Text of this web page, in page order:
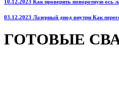
10.12.2023 Как проверить поворотную ось
03.12.2023 Лазерный диод внутри Как
ГОТОВЫЕ